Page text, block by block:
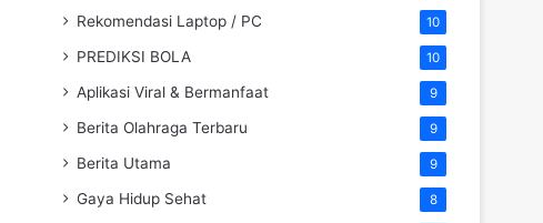
Rekomendasi Laptop / PC 10
PREDIKSI BOLA 10
Aplikasi Viral & Bermanfaat 9
Berita Olahraga Terbaru 9
Berita Utama 9
Gaya Hidup Sehat 8